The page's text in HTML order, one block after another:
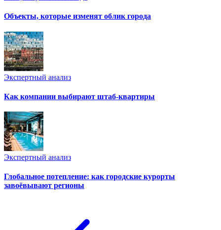
Объекты, которые изменят облик города
Экспертный анализ
Как компании выбирают штаб-квартиры
Экспертный анализ
Глобальное потепление: как городские курорты
завоёвывают регионы